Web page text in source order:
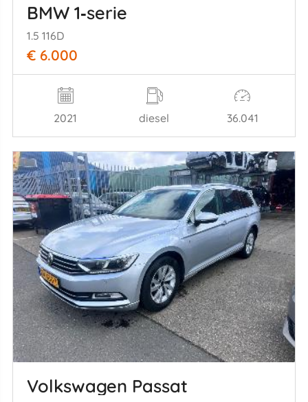
BMW 1‑serie
1.5 116D
€ 6.000
2021 diesel 36.041
Volkswagen Passat